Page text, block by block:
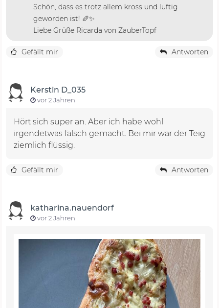
Schön, dass es trotz allem kross und luftig
geworden ist! 🥖✨
Liebe Grüße Ricarda von ZauberTopf
Gefällt mir Antworten
Kerstin D_035
vor 2 Jahren
Hört sich super an. Aber ich habe wohl
irgendetwas falsch gemacht. Bei mir war der Teig
ziemlich flüssig.
Gefällt mir Antworten
katharina.nauendorf
vor 2 Jahren